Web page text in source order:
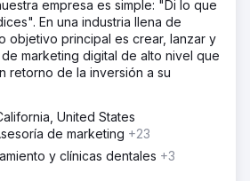
empresa es simple: "Di lo que
En una industria llena de
objetivo principal es crear, lanzar y
marketing digital de alto nivel que
retorno de la inversión a su
United States
de marketing +23
y clínicas dentales +3